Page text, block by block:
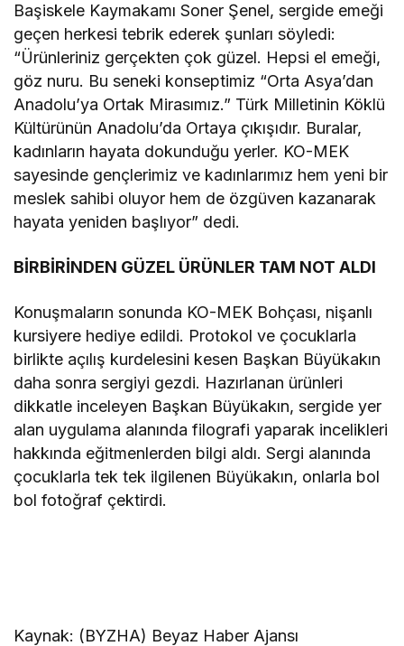
Başiskele Kaymakamı Soner Şenel, sergide emeği
geçen herkesi tebrik ederek şunları söyledi:
“Ürünleriniz gerçekten çok güzel. Hepsi el emeği,
göz nuru. Bu seneki konseptimiz “Orta Asya’dan
Anadolu’ya Ortak Mirasımız.” Türk Milletinin Köklü
Kültürünün Anadolu’da Ortaya çıkışıdır. Buralar,
kadınların hayata dokunduğu yerler. KO-MEK
sayesinde gençlerimiz ve kadınlarımız hem yeni bir
meslek sahibi oluyor hem de özgüven kazanarak
hayata yeniden başlıyor” dedi.
BİRBİRİNDEN GÜZEL ÜRÜNLER TAM NOT ALDI
Konuşmaların sonunda KO-MEK Bohçası, nişanlı
kursiyere hediye edildi. Protokol ve çocuklarla
birlikte açılış kurdelesini kesen Başkan Büyükakın
daha sonra sergiyi gezdi. Hazırlanan ürünleri
dikkatle inceleyen Başkan Büyükakın, sergide yer
alan uygulama alanında filografi yaparak incelikleri
hakkında eğitmenlerden bilgi aldı. Sergi alanında
çocuklarla tek tek ilgilenen Büyükakın, onlarla bol
bol fotoğraf çektirdi.
Kaynak: (BYZHA) Beyaz Haber Ajansı